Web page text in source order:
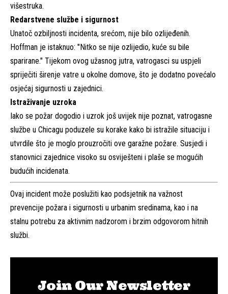
višestruka.
Redarstvene službe i sigurnost
Unatoč ozbiljnosti incidenta, srećom, nije bilo ozlijeđenih.
Hoffman je istaknuo: "Nitko se nije ozlijedio, kuće su bile
sparirane." Tijekom ovog užasnog jutra, vatrogasci su uspjeli
spriječiti širenje vatre u okolne domove, što je dodatno povećalo
osjećaj sigurnosti u zajednici.
Istraživanje uzroka
Iako se požar dogodio i uzrok još uvijek nije poznat, vatrogasne
službe u Chicagu poduzele su korake kako bi istražile situaciju i
utvrdile što je moglo prouzročiti ove garažne požare. Susjedi i
stanovnici zajednice visoko su osviješteni i plaše se mogućih
budućih incidenata.
Ovaj incident može poslužiti kao podsjetnik na važnost
prevencije požara i sigurnosti u urbanim sredinama, kao i na
stalnu potrebu za aktivnim nadzorom i brzim odgovorom hitnih
službi.
Join Our Newsletter